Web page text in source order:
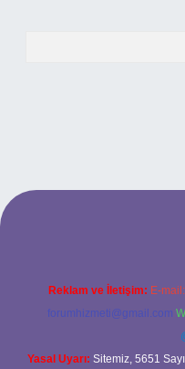
Reklam ve İletişim: E-mail:
forumhizmeti@gmail.com
Yasal Uyarı: Sitemiz, 5651